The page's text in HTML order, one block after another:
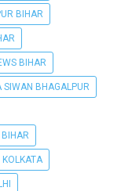
BIHAR
BIHAR
SIWAN BHAGALPUR